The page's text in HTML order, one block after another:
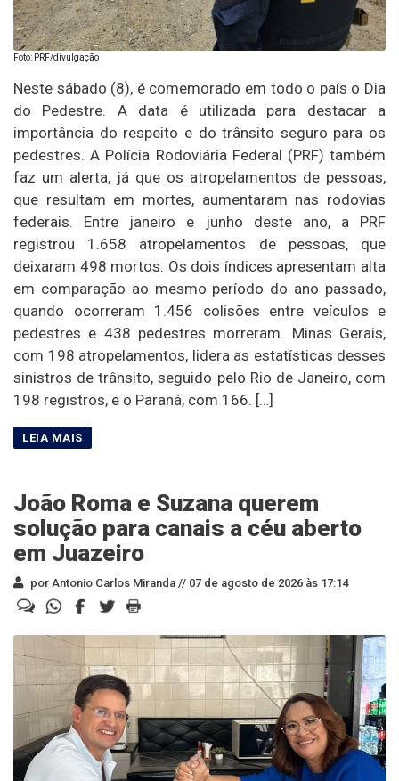
Foto: PRF/divulgação
Neste sábado (8), é comemorado em todo o país o Dia
do Pedestre. A data é utilizada para destacar a
importância do respeito e do trânsito seguro para os
pedestres. A Polícia Rodoviária Federal (PRF) também
faz um alerta, já que os atropelamentos de pessoas,
que resultam em mortes, aumentaram nas rodovias
federais. Entre janeiro e junho deste ano, a PRF
registrou 1.658 atropelamentos de pessoas, que
deixaram 498 mortos. Os dois índices apresentam alta
em comparação ao mesmo período do ano passado,
quando ocorreram 1.456 colisões entre veículos e
pedestres e 438 pedestres morreram. Minas Gerais,
com 198 atropelamentos, lidera as estatísticas desses
sinistros de trânsito, seguido pelo Rio de Janeiro, com
198 registros, e o Paraná, com 166. […]
João Roma e Suzana querem
solução para canais a céu aberto
em Juazeiro
por Antonio Carlos Miranda // 07 de agosto de 2026 às 17:14